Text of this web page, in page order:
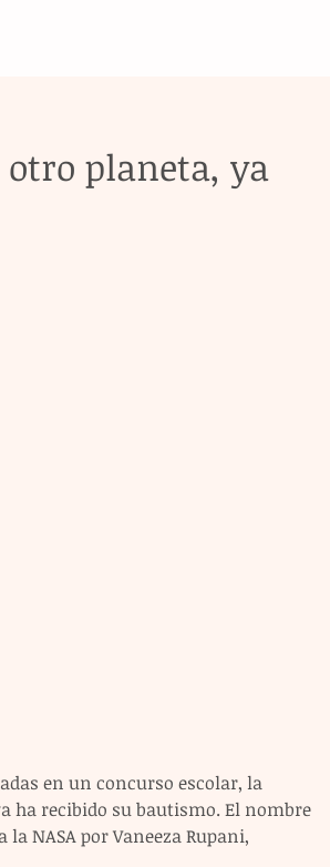
planeta, ya
en un concurso escolar, la
ha recibido su bautismo. El nombre
NASA por Vaneeza Rupani,